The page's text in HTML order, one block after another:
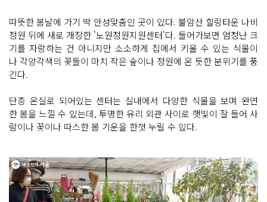
R
L
복
사
유
하
기
게
변
경
하
기
작
게
변
경
하
기
따뜻한 봄날에 가기 딱 안성맞춤인 곳이 있다. 불암산 힐링타운 나비
정원 뒤에 새로 개장한 '노원정원지원센터'다. 들어가보면 엄청난 크
기를 자랑하는 건 아니지만 소소하게 집에서 키울 수 있는 식물이
나 각양각색의 꽃들이 마치 작은 숲이나 정원에 온 듯한 분위기를 풍
긴다.
단층 온실로 되어있는 센터는 실내에서 다양한 식물을 보며 완연
한 봄을 느낄 수 있는데, 투명한 유리 외관 사이로 햇빛이 잘 들어 사
람이나 꽃이나 따스한 봄 기운을 한껏 누릴 수 있다.